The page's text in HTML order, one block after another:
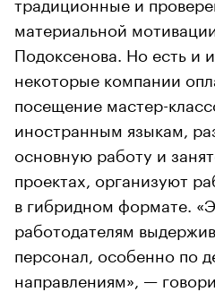
материальной
Подоксенова. Но есть и
некоторые компании
посещение мастер-
иностранным языкам,
основную работу и
проектах, организуют
в гибридном формате.
работодателям
персонал, особенно по
направлениям», —